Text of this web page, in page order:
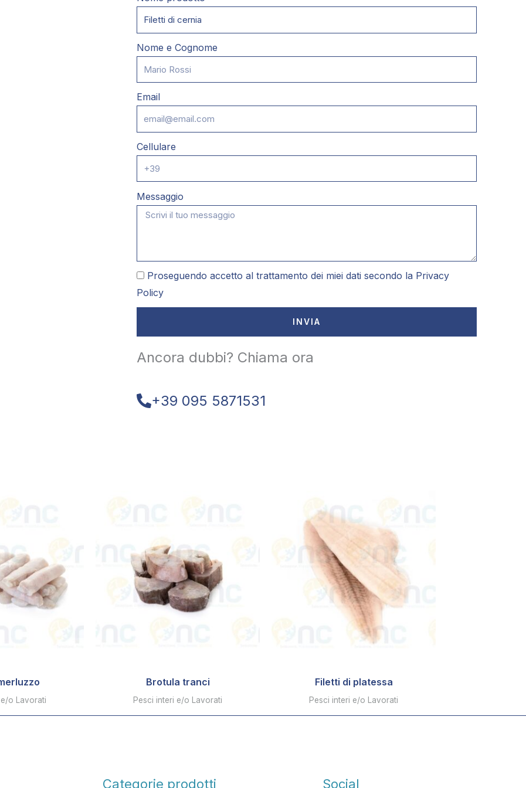
Nome e Cognome
Email
Cellulare
Messaggio
Proseguendo accetto al trattamento dei miei dati secondo la Privacy
Policy
INVIA
Ancora dubbi? Chiama ora
+39 095 5871531
o Lavorati
Brotula tranci
Pesci interi e/o Lavorati
Filetti di platessa
Pesci interi e/o Lavorati
Categorie prodotti Social